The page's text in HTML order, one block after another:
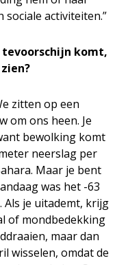
activiteiten.”
tevoorschijn komt,
zitten op een
om ons heen. Je
bewolking komt
neerslag per
Maar je bent
was het -63
je uitademt, krijg
of mondbedekking
maar dan
wisselen, omdat de